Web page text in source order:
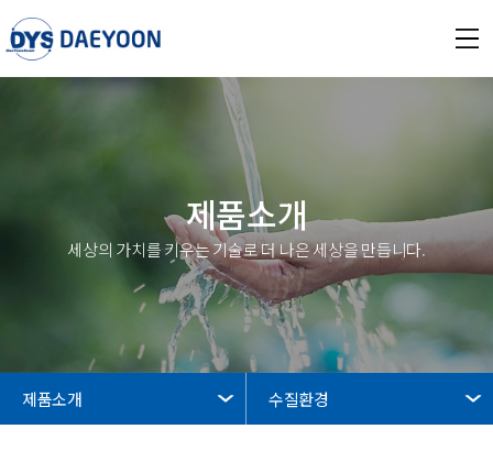
제품소개
세상의 가치를 키우는 기술로 더 나은 세상을 만듭니다.
제품소개 수질환경